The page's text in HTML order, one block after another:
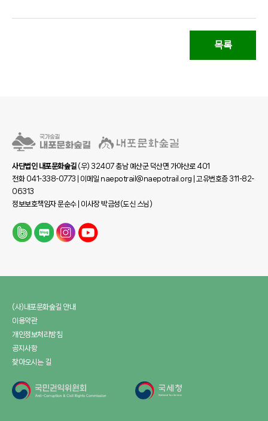
목록
사단법인 내포문화숲길(우) 32407 충남 예산군 덕산면 가야산로 401
전화 041-338-0773 | 이메일 naepotrail@naepotrail.org | 고유번호증 311-82-
06313
정보보호책임자 문순수 | 이사장 박금성(도신 스님)
(사)내포문화숲길 안내
이용약관
개인정보처리방침
공지사항
찾아오시는 길